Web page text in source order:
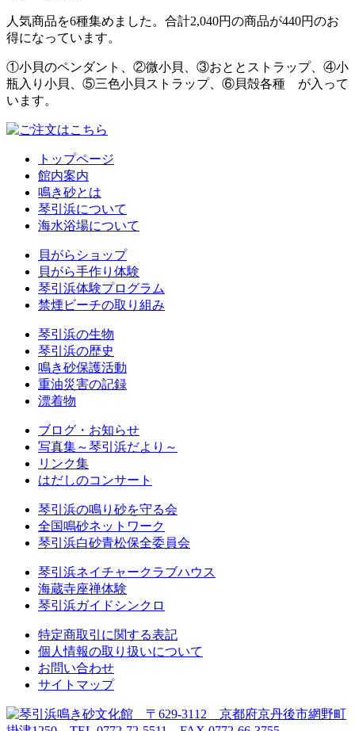
人気商品を6種集めました。合計2,040円の商品が440円のお
得になっています。
①小貝のペンダント、②微小貝、③おととストラップ、④小
瓶入り小貝、⑤三色小貝ストラップ、⑥貝殻各種 が入って
います。
トップページ
館内案内
鳴き砂とは
琴引浜について
海水浴場について
貝がらショップ
貝がら手作り体験
琴引浜体験プログラム
禁煙ビーチの取り組み
琴引浜の生物
琴引浜の歴史
鳴き砂保護活動
重油災害の記録
漂着物
ブログ・お知らせ
写真集～琴引浜だより～
リンク集
はだしのコンサート
琴引浜の鳴り砂を守る会
全国鳴砂ネットワーク
琴引浜白砂青松保全委員会
琴引浜ネイチャークラブハウス
海蔵寺座禅体験
琴引浜ガイドシンクロ
特定商取引に関する表記
個人情報の取り扱いについて
お問い合わせ
サイトマップ